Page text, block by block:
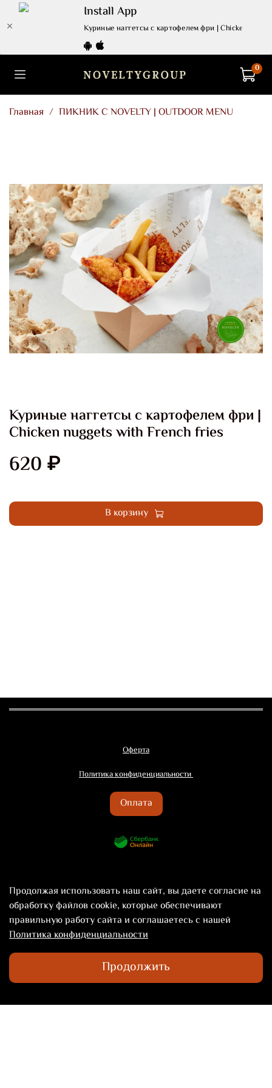
Install App
Куриные наггетсы с картофелем фри | Chicken
0
Главная ПИКНИК С NOVELTY | OUTDOOR MENU
Куриные наггетсы с картофелем фри |
Chicken nuggets with French fries
620 ₽
В корзину
Оферта
Политика конфиденциальности
Оплата
©2024 Территория Вкуса Novelty
ПН-ПТ с 10:00 до 22:00
+7 985 784-52-02
Продолжая использовать наш сайт, вы даете согласие на
обработку файлов cookie, которые обеспечивают
правильную работу сайта и соглашаетесь с нашей
Политика конфиденциальности
Продолжить